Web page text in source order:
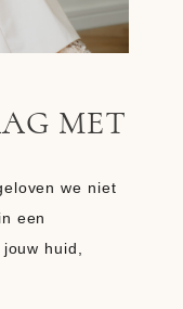
MET
we niet
een
huid,